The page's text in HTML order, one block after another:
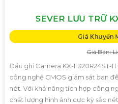
SEVER LƯU TRỮ
Giá Khuyến
Giá Bán:
Đầu ghi Camera KX-F320R24ST-
công nghệ CMOS giám sát ban
nét. Với khả năng tích hợp công
chất lượng hình ảnh cực kỳ sắc nét